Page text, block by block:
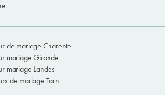
de mariage Charente
mariage Gironde
mariage Landes
de mariage Tarn